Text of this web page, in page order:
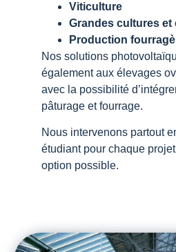
Viticulture
Grandes cultures et
Production
Nos solutions
également aux élevages
avec la possibilité
pâturage et fourrage.
Nous intervenons partout
étudiant pour chaque
option possible.